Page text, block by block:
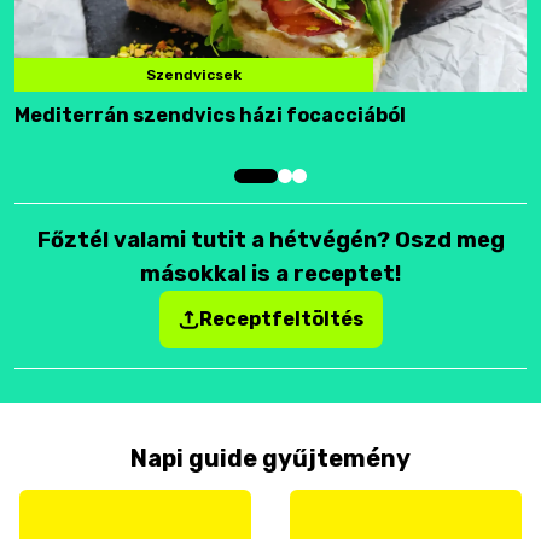
Szendvicsek
Mediterrán szendvics házi focacciából
Főztél valami tutit a hétvégén? Oszd meg
másokkal is a receptet!
Receptfeltöltés
Napi guide gyűjtemény